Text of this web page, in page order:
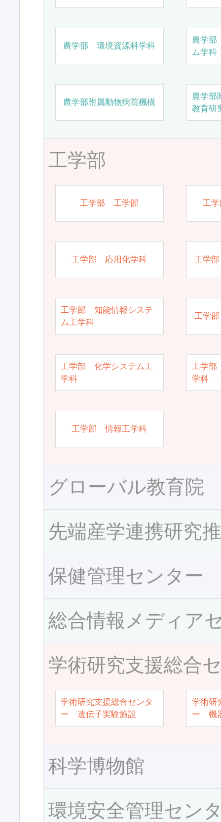
農学部 環境資源科学科
農学
ム学科
農学部附属動物病院機構
農学部
教育研
工学部
工学部 工学部 工
工学部 応用化学科 工学
工学部 知能情報システ
ム工学科
工学
工学部 化学システム工
学科
工学部
学科
工学部 情報工学科
グローバル教育院
先端産学連携研究
保健管理センター
総合情報メディア
学術研究支援総合
学術研究支援総合センタ
ー 遺伝子実験施設
学術研
ー 機
科学博物館
環境安全管理セン